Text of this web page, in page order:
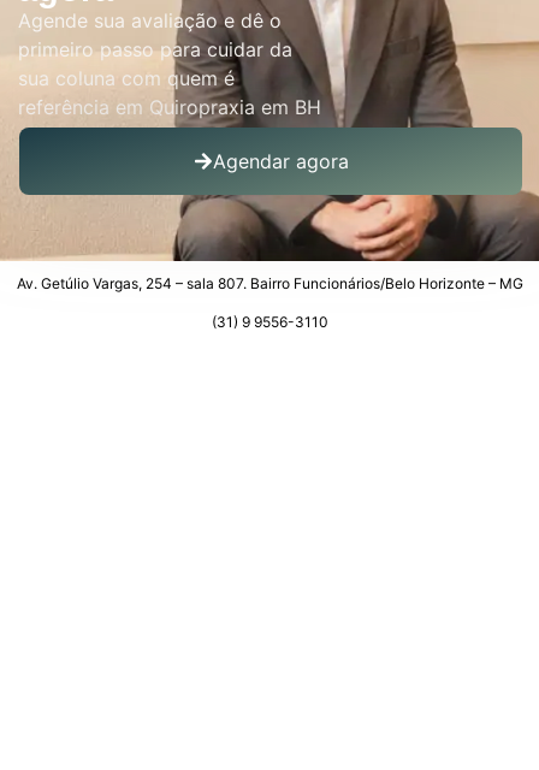
Agende sua avaliação e dê o
primeiro passo para cuidar da
sua coluna com quem é
referência em Quiropraxia em BH
Agendar agora
Av. Getúlio Vargas, 254 – sala 807. Bairro Funcionários/Belo Horizonte – MG
(31) 9 9556-3110